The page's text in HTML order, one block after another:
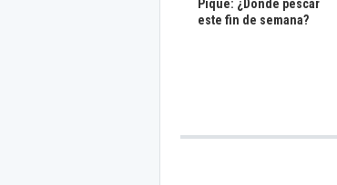
Pique: ¿Dónde pescar
este fin de semana?